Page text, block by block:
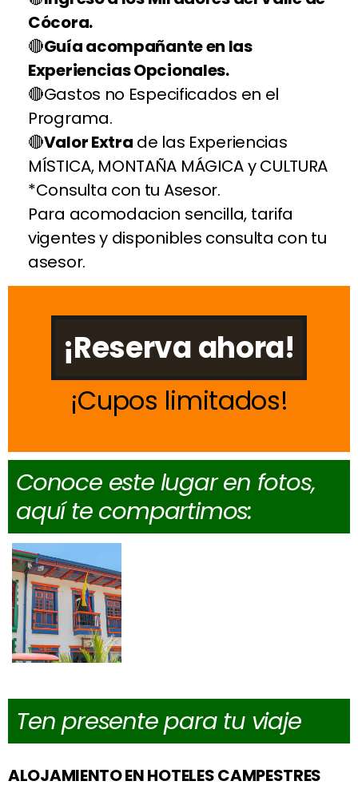
Cócora.
Guía acompañante en las
Experiencias Opcionales.
Gastos no Especificados en el
Programa.
Valor Extra de las Experiencias
MÍSTICA, MONTAÑA MÁGICA y CULTURA
*Consulta con tu Asesor.
Para acomodacion sencilla, tarifa
vigentes y disponibles consulta con tu
asesor.
¡Reserva ahora!
Cupos limitados
Conoce este lugar en fotos,
aquí te compartimos:
Ten presente para tu viaje
ALOJAMIENTO EN HOTELES CAMPESTRES